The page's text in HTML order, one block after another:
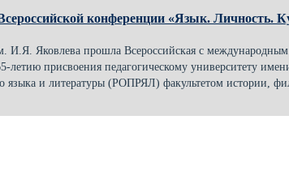
конференции «Язык. Личность.
И.Я. Яковлева прошла Всероссийская с
присвоения педагогическому университету
языка и литературы (РОПРЯЛ) факультетом истории,